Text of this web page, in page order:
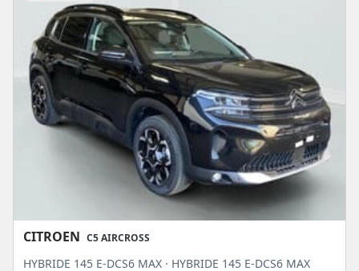
CITROEN C5 AIRCROSS
HYBRIDE 145 E-DCS6 MAX · HYBRIDE 145 E-DCS6 MAX